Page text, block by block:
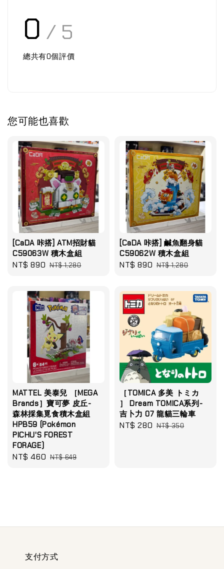
0 / 5
總共有0個評價
您可能也喜歡
[CaDA 咔搭] ATM招財貓
C59063W 積木盒組
Sale
NT$ 890 Regular
NT$ 1,280
[CaDA 咔搭] 鹹魚翻身貓
C59062W 積木盒組
Sale
NT$ 890 Regular
NT$ 1,280
MATTEL 美泰兒 ［MEGA
Brands］寶可夢 皮丘-
森林採集覓食積木盒組
HPB59 (Pokémon
PICHU'S FOREST
FORAGE)
Sale
NT$ 460 Regular
NT$ 649
［TOMICA 多美 トミカ
］ Dream TOMICA系列-
吉卜力 07 龍貓三輪車
Sale
NT$ 280 Regular
NT$ 350
支付方式